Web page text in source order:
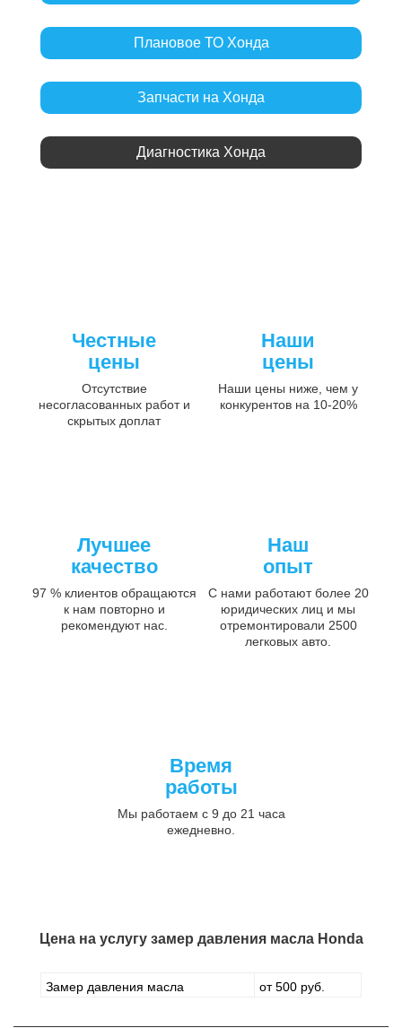
Плановое ТО Хонда
Запчасти на Хонда
Диагностика Хонда
Честные
цены
Отсутствие
несогласованных работ и
скрытых доплат
Наши
цены
Наши цены ниже, чем у
конкурентов на 10-20%
Лучшее
качество
97 % клиентов обращаются
к нам повторно и
рекомендуют нас.
Наш
опыт
С нами работают более 20
юридических лиц и мы
отремонтировали 2500
легковых авто.
Время
работы
Мы работаем с 9 до 21 часа
ежедневно.
Цена на услугу замер давления масла Honda
Замер давления масла от 500 руб.